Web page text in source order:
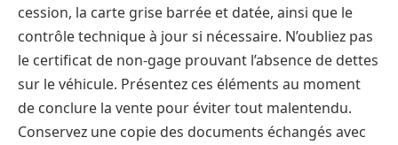
cession, la carte grise barrée et datée, ainsi que le
contrôle technique à jour si nécessaire. N’oubliez pas
le certificat de non-gage prouvant l’absence de dettes
sur le véhicule. Présentez ces éléments au moment
de conclure la vente pour éviter tout malentendu.
Conservez une copie des documents échangés avec